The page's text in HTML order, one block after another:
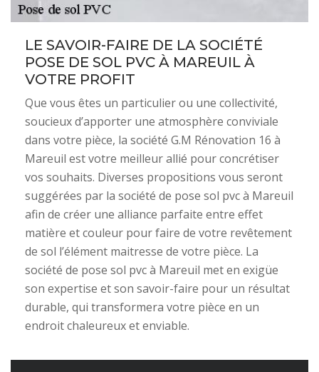
LE SAVOIR-FAIRE DE LA SOCIÉTÉ
POSE DE SOL PVC À MAREUIL À
VOTRE PROFIT
Que vous êtes un particulier ou une collectivité,
soucieux d’apporter une atmosphère conviviale
dans votre pièce, la société G.M Rénovation 16 à
Mareuil est votre meilleur allié pour concrétiser
vos souhaits. Diverses propositions vous seront
suggérées par la société de pose sol pvc à Mareuil
afin de créer une alliance parfaite entre effet
matière et couleur pour faire de votre revêtement
de sol l’élément maitresse de votre pièce. La
société de pose sol pvc à Mareuil met en exigüe
son expertise et son savoir-faire pour un résultat
durable, qui transformera votre pièce en un
endroit chaleureux et enviable.